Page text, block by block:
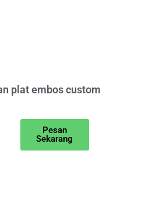
plat embos custom
Pesan
Sekarang